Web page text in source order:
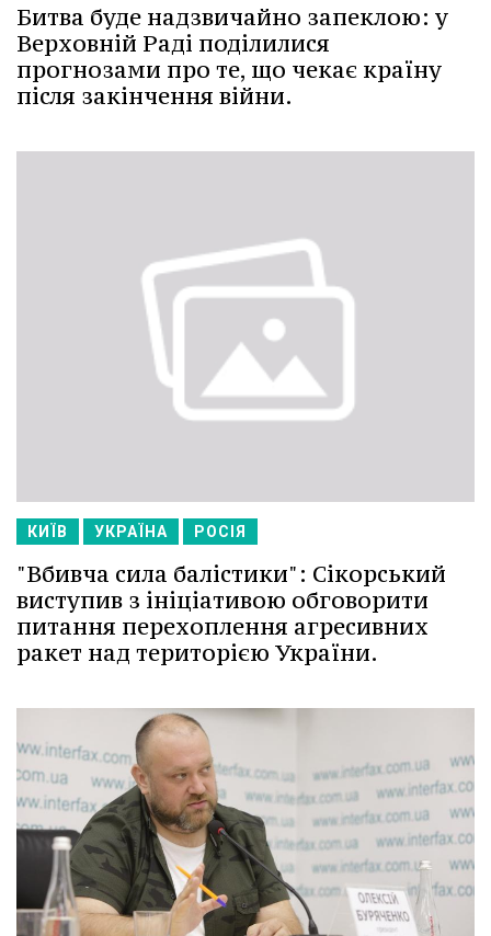
Битва буде надзвичайно запеклою: у
Верховній Раді поділилися
прогнозами про те, що чекає країну
після закінчення війни.
КИЇВ УКРАЇНА РОСІЯ
"Вбивча сила балістики": Сікорський
виступив з ініціативою обговорити
питання перехоплення агресивних
ракет над територією України.